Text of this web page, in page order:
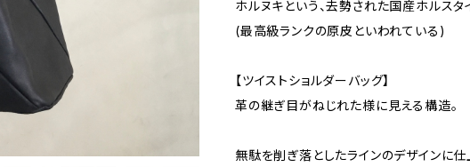
ホルヌキという、去勢された国産ホルスタ
(最高級ランクの原皮といわれている)
【ツイストショルダーバッグ】
革の継ぎ目がねじれた様に見える構造。
無駄を削ぎ落としたラインのデザインに仕